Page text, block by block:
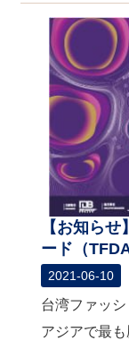
【お知ら
ード（
2021-06-10
台湾ファッ
アジアで最